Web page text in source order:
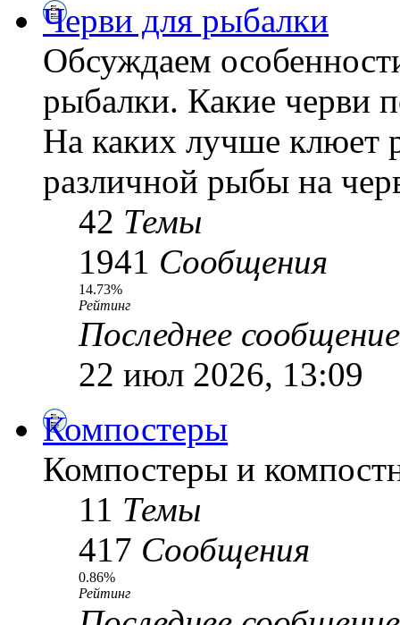
Черви для рыбалки
Обсуждаем
рыбалки. Какие черви
На каких лучше клюет
различной рыбы на
42 Темы
1941 Сообщения
14.73%
Рейтинг
Последнее сообщение
22 июл 2026, 13:09
Компостеры
Компостеры и
11 Темы
417 Сообщения
0.86%
Рейтинг